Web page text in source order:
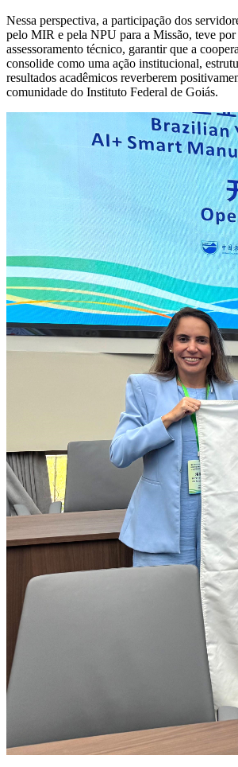
Nessa perspectiva, a participação dos
pelo MIR e pela NPU para a Missão, teve
assessoramento técnico, garantir que a
consolide como uma ação institucional,
resultados acadêmicos reverberem
comunidade do Instituto Federal de Goiás.